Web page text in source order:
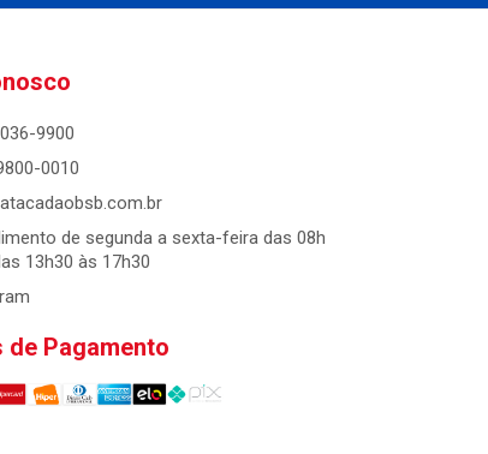
9900
0010
de segunda a sexta-feira das 08h
13h30 às 17h30
de Pagamento